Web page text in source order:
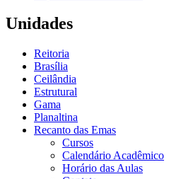
Unidades
Reitoria
Brasília
Ceilândia
Estrutural
Gama
Planaltina
Recanto das Emas
Cursos
Calendário Acadêmico
Horário das Aulas